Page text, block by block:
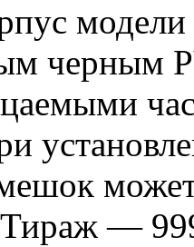
черным
—